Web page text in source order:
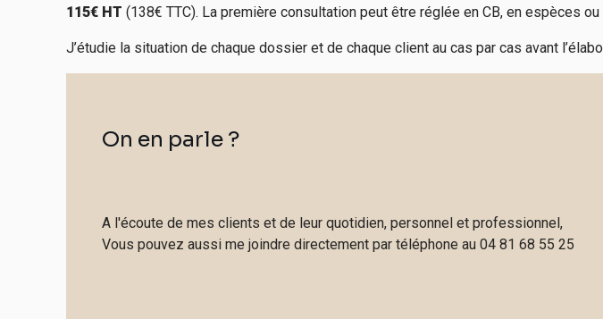
115€ HT(138€ TTC). La première consultation peut être réglée en CB, en espèces ou
J’étudie la situation de chaque dossier et de chaque client au cas par cas avant
On en parle ?
A l'écoute de mes clients et de leur quotidien, personnel et professionnel,
Vous pouvez aussi me joindre directement par téléphone au 04 81 68 55 25